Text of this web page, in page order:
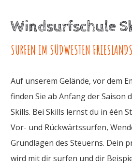
Windsurfschule
SURFEN IM SÜDWESTEN FRIESLANDS
Auf unserem Gelände, vor dem
finden Sie ab Anfang der Saison
Skills. Bei Skills lernst du in één
Vor- und Rückwärtssurfen,
Grundlagen des Steuerns. Dein
wird mit dir surfen und dir